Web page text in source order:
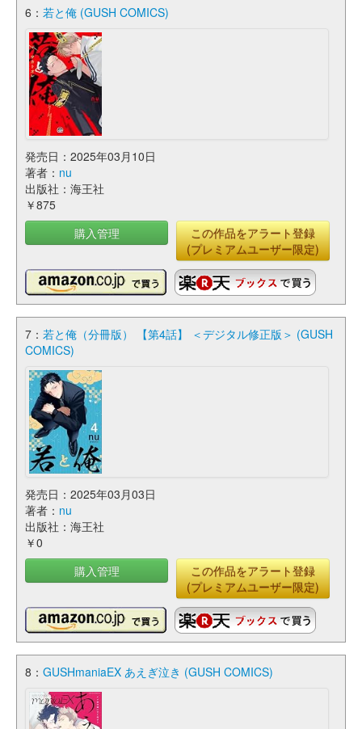
6： 若と俺 (GUSH COMICS)
発売日：2025年03月10日
著者： nu
出版社：海王社
￥875
購入管理
この作品をアラート登録
(プレミアムユーザー限定)
7： 若と俺（分冊版） 【第4話】 ＜デジタル修正版＞ (GUSH
COMICS)
発売日：2025年03月03日
著者： nu
出版社：海王社
￥0
購入管理
この作品をアラート登録
(プレミアムユーザー限定)
8： GUSHmaniaEX あえぎ泣き (GUSH COMICS)